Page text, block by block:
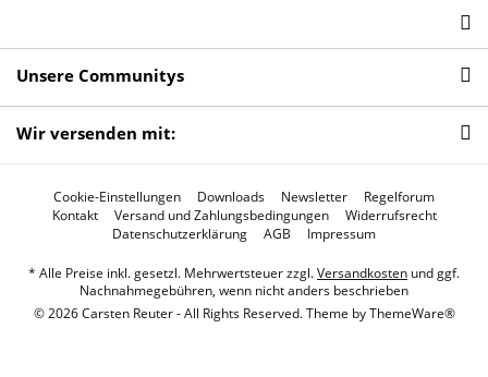
Unsere Communitys
Wir versenden mit:
Cookie-Einstellungen Downloads Newsletter
Regelforum
Kontakt
Versand und Zahlungsbedingungen
Widerrufsrecht
Datenschutzerklärung
AGB Impressum
* Alle Preise inkl. gesetzl. Mehrwertsteuer zzgl.Versandkosten und ggf.
Nachnahmegebühren, wenn nicht anders beschrieben
© 2026 Carsten Reuter - All Rights Reserved. Theme byThemeWare®